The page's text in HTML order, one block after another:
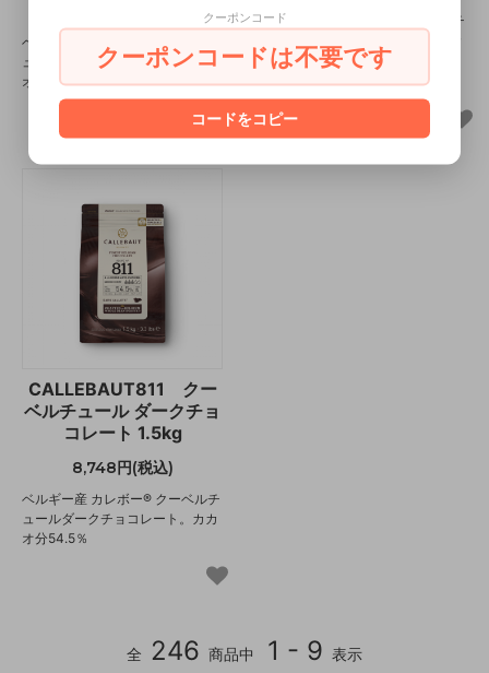
ベルギー産 カレボー® クーベルチ
ュールダークチョコレート。カカ
オ分58.0％
ベルギー産 カレボー® クーベルチ
オ分70.5％
CALLEBAUT811 クー
ベルチュール ダークチョ
コレート 1.5kg
8,748円(税込)
ベルギー産 カレボー® クーベルチ
ュールダークチョコレート。カカ
オ分54.5％
全 246 商品中 1 - 9 表示
クーポンコード
クーポンコードは不要です
コードをコピー